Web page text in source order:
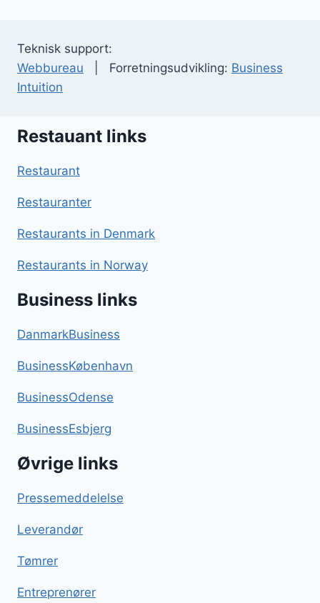
Teknisk support:
Webbureau | Forretningsudvikling: Business
Intuition
Restauant links
Restaurant
Restauranter
Restaurants in Denmark
Restaurants in Norway
Business links
DanmarkBusiness
BusinessKøbenhavn
BusinessOdense
BusinessEsbjerg
Øvrige links
Pressemeddelelse
Leverandør
Tømrer
Entreprenører